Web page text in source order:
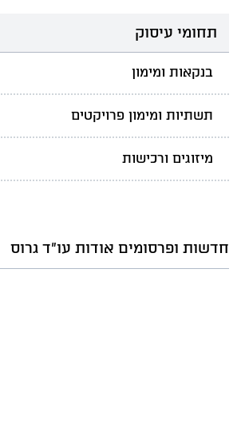
תחומי עיסוק
בנקאות ומימון
תשתיות ומימון פרויקטים
מיזוגים ורכישות
חדשות ופרסומים אודות עו"ד גרוס